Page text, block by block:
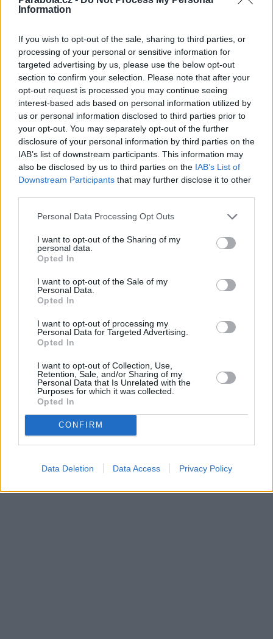
Information
If you wish to opt-out of the sale, sharing to third parties, or
processing of your personal or sensitive information for
targeted advertising by us, please use the below opt-out
section to confirm your selection. Please note that after your
opt-out request is processed you may continue seeing
interest-based ads based on personal information utilized by
us or personal information disclosed to third parties prior to
your opt-out. You may separately opt-out of the further
disclosure of your personal information by third parties on the
IAB’s list of downstream participants. This information may
also be disclosed by us to third parties on the IAB’s List of
Downstream Participants that may further disclose it to other
Personal Data Processing Opt Outs
I want to opt-out of the Sharing of my
personal data.
Opted In
I want to opt-out of the Sale of my
Personal Data.
Opted In
I want to opt-out of processing my
Personal Data for Targeted Advertising.
Opted In
I want to opt-out of Collection, Use,
Retention, Sale, and/or Sharing of my
Personal Data that Is Unrelated with the
Purposes for which it was collected.
Opted In
CONFIRM
Data Deletion Data Access Privacy Policy
Karel Zýka byl zvolen viceprezidentem WorldDAB
Příběh Eiffelovy věže na Prima ZOOM
Reklama
Pracovní nabídky
07.08.2026 - Bosch Powertrain s.r.o. Jihlava • linkový střídač • mzda
48.400 Kč • příspěvek na ubytování (Jihlava, okres Jihlava)
07.08.2026 - Bosch Powertrain s.r.o. Jihlava • obsluha CNC strojů •
48.400 Kč • náborový bonus 50.000 Kč • příspěvek na ubytování
okres Jihlava)
06.08.2026 -Bosch Powertrain s.r.o. Jihlava • CNC operátor• mzda
Kč • náborový bonus 50.000 Kč • příspěvek na ubytování (Jihlava,
Jihlava)
06.08.2026 -Bosch Powertrain s.r.o. Jihlava • práce ve skladu • mzda
... další nabídky zaměstnání
Vybrané články
Prima sport - co nabídne v prvním
vysílacím týdnu
Kdy a kde bude Prima sport k
naladění na Skylinku
Parabola.cz- web o satelitní, terestrické a kabelové televizi, ©
O webu parabola.cz•O souborech cookies•Inzerce•Kontakt